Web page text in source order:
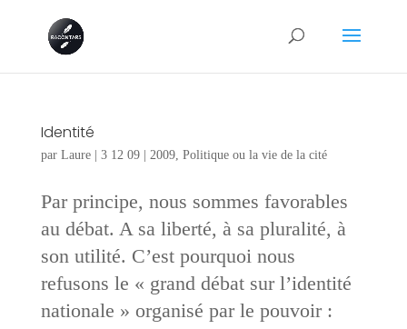
Identité
par Laure| 3 12 09| 2009, Politique ou la vie de la cité
Par principe, nous sommes favorables
au débat. A sa liberté, à sa pluralité, à
son utilité. C’est pourquoi nous
refusons le « grand débat sur l’identité
nationale » organisé par le pouvoir :